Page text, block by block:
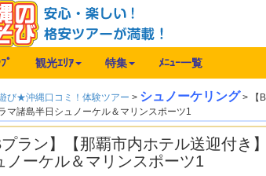
ﾟ 観光ｴﾘｱ 特集 ﾒﾆｭｰ一覧
び★沖縄口コミ！体験ツアー > シュノーケリング > 【
マ諸島半日シュノーケル＆マリンスポーツ1
プラン】【那覇市内ホテル送迎付き
ノーケル＆マリンスポーツ1